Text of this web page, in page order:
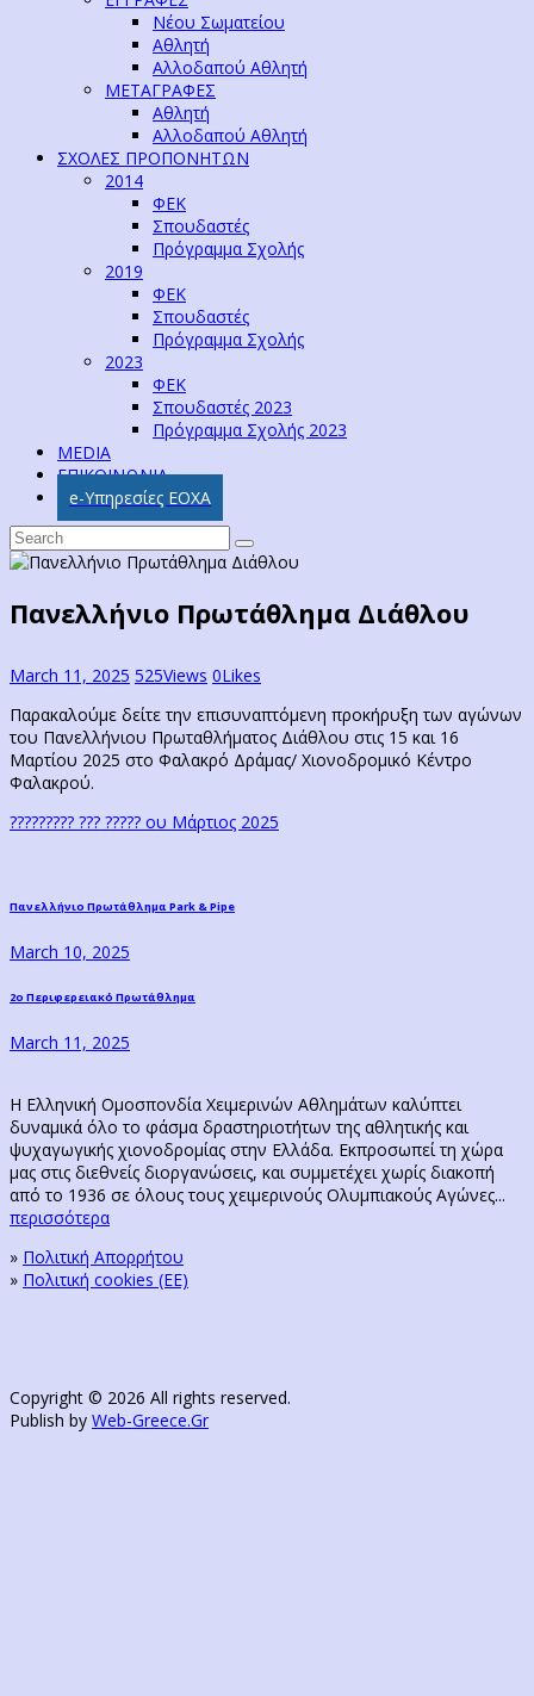
Νέου Σωματείου
Αθλητή
Αλλοδαπού Αθλητή
ΜΕΤΑΓΡΑΦΕΣ
Αθλητή
Αλλοδαπού Αθλητή
ΣΧΟΛΕΣ ΠΡΟΠΟΝΗΤΩΝ
2014
ΦΕΚ
Σπουδαστές
Πρόγραμμα Σχολής
2019
ΦΕΚ
Σπουδαστές
Πρόγραμμα Σχολής
2023
ΦΕΚ
Σπουδαστές 2023
Πρόγραμμα Σχολής 2023
MEDIA
ΕΠΙΚΟΙΝΩΝΙΑ
e-Υπηρεσίες ΕΟΧΑ
Πανελλήνιο Πρωτάθλημα Διάθλου
March 11, 2025 525Views 0Likes
Παρακαλούμε δείτε την επισυναπτόμενη προκήρυξη των αγώνων
του Πανελλήνιου Πρωταθλήματος Διάθλου στις 15 και 16
Μαρτίου 2025 στο Φαλακρό Δράμας/ Χιονοδρομικό Κέντρο
Φαλακρού.
????????? ??? ????? ου Μάρτιος 2025
Post
navigation
Previous
Πανελλήνιο Πρωτάθλημα Park & Pipe
March 10, 2025
Next
2ο Περιφερειακό Πρωτάθλημα
March 11, 2025
Η Ελληνική Ομοσπονδία Χειμερινών Αθλημάτων καλύπτει
δυναμικά όλο το φάσμα δραστηριοτήτων της αθλητικής και
ψυχαγωγικής χιονοδρομίας στην Ελλάδα. Εκπροσωπεί τη χώρα
μας στις διεθνείς διοργανώσεις, και συμμετέχει χωρίς διακοπή
από το 1936 σε όλους τους χειμερινούς Ολυμπιακούς Αγώνες...
περισσότερα
» Πολιτική Απορρήτου
» Πολιτική cookies (ΕΕ)
Copyright © 2026 All rights reserved.
Publish by Web-Greece.Gr